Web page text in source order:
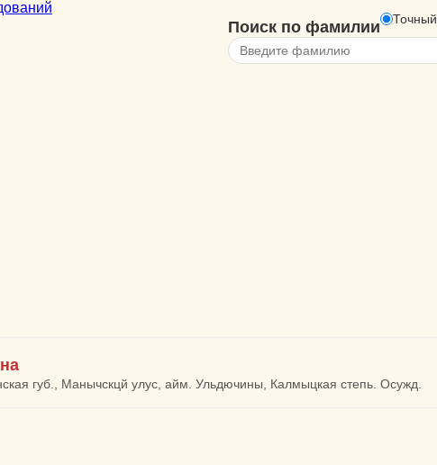
Поиск по фамилии Точный
губ., Манычскцй улус, айм. Ульдючины, Калмыцкая степь. Осужд.